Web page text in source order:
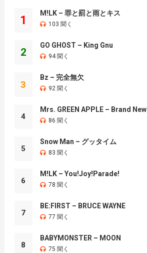
1
M!LK – 罪と罰と雨とキス
103 聞く
2
GO GHOST – King Gnu
94 聞く
3
Bz – 完全無欠
92 聞く
4
Mrs. GREEN APPLE – Brand New
86 聞く
5
Snow Man – グッタイム
83 聞く
6
M!LK – You!Joy!Parade!
78 聞く
7
BE:FIRST – BRUCE WAYNE
77 聞く
8
BABYMONSTER – MOON
75 聞く